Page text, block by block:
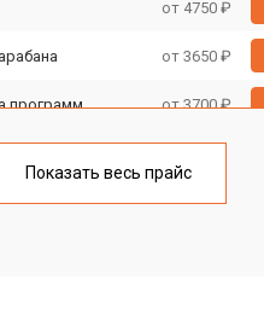
от 4750 ₽
от 3650 ₽
программ от 3700 ₽
от 2800 ₽
Показать весь прайс